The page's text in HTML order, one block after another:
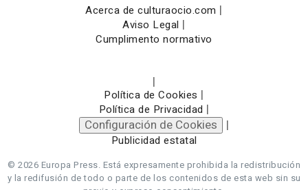
Acerca de culturaocio.com |
Aviso Legal |
Cumplimento normativo
|
Política de Cookies |
Política de Privacidad |
Configuración de Cookies |
Publicidad estatal
© 2026 Europa Press. Está expresamente prohibida la redistribución
y la redifusión de todo o parte de los contenidos de esta web sin su